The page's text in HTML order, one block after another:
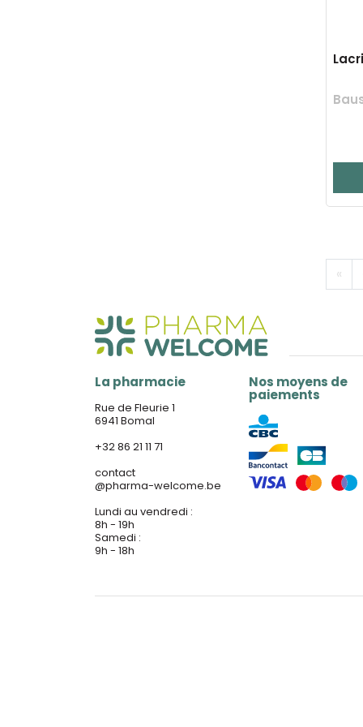
«
La pharmacie
Rue de Fleurie 1
6941 Bomal
+32 86 21 11 71
contact
@pharma-welcome.be
Lundi au vendredi :
8h - 19h
Samedi :
9h - 18h
Nos moyens de
paiements